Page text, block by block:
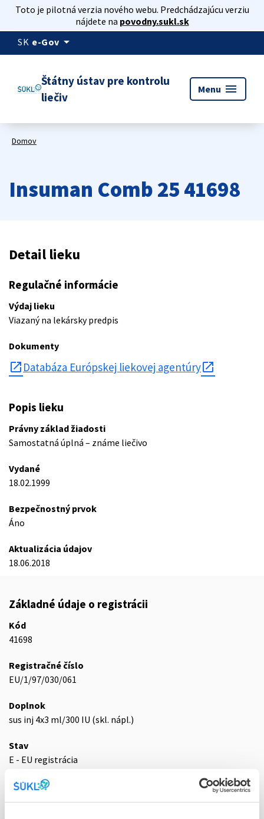
Toto je pilotná verzia nového webu. Predchádzajúcu verziu
nájdete na povodny.sukl.sk
SK e-Gov arrow_drop_down
Štátny ústav pre kontrolu
liečiv
Menu menu
Domov
Insuman Comb 25 41698
Detail lieku
Regulačné informácie
Výdaj lieku
Viazaný na lekársky predpis
Dokumenty
open_in_new Databáza Európskej liekovej agentúry
Popis lieku
Právny základ žiadosti
Samostatná úplná – známe liečivo
Vydané
18.02.1999
Bezpečnostný prvok
Áno
Aktualizácia údajov
18.06.2018
Základné údaje o registrácii
Kód
41698
Registračné číslo
EU/1/97/030/061
Doplnok
sus inj 4x3 ml/300 IU (skl. nápl.)
Stav
E - EU registrácia
Typ registračnej procedúry
Európska